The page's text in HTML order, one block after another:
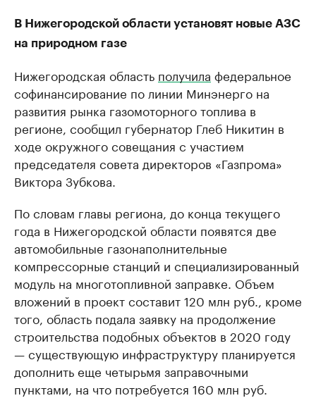
В Нижегородской области установят новые АЗС
на природном газе
Нижегородская область получила федеральное
софинансирование по линии Минэнерго на
развития рынка газомоторного топлива в
регионе, сообщил губернатор Глеб Никитин в
ходе окружного совещания с участием
председателя совета директоров «Газпрома»
Виктора Зубкова.
По словам главы региона, до конца текущего
года в Нижегородской области появятся две
автомобильные газонаполнительные
компрессорные станций и специализированный
модуль на многотопливной заправке. Объем
вложений в проект составит 120 млн руб., кроме
того, область подала заявку на продолжение
строительства подобных объектов в 2020 году
— существующую инфраструктуру планируется
дополнить еще четырьмя заправочными
пунктами, на что потребуется 160 млн руб.